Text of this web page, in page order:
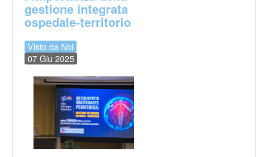
gestione integrata
ospedale-territorio
Visto da Noi
07 Giu 2025